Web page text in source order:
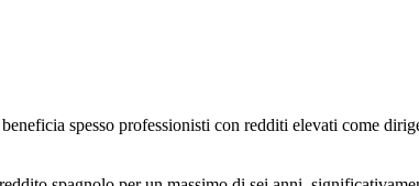
spesso professionisti con redditi elevati come